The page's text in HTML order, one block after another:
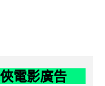
電影廣告